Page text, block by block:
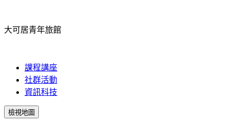
大可居青年旅館
課程講座
社群活動
資訊科技
檢視地圖